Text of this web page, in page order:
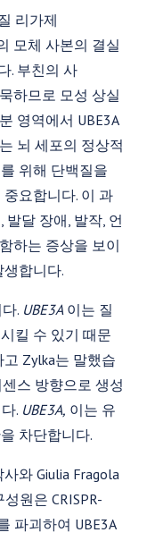
리가제
모체 사본의 결실
. 부친의 사
하므로 모성 상실
영역에서 UBE3A
뇌 세포의 정상적
위해 단백질을
요합니다. 이 과
달 장애, 발작, 언
하는 증상을 보이
합니다.
. UBE3A 이는 질
킬 수 있기 때문
Zylka는 말했습
스 방향으로 생성
. UBE3A, 이는 유
차단합니다.
와 Giulia Fragola
원은 CRISPR-
파괴하여 UBE3A